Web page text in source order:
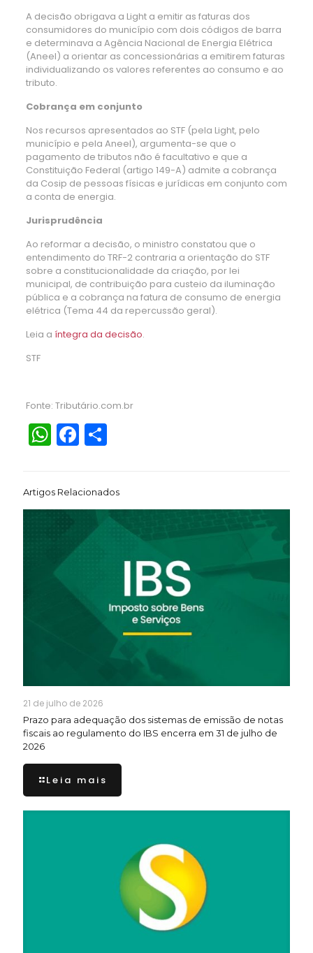
A decisão obrigava a Light a emitir as faturas dos
consumidores do município com dois códigos de barra
e determinava a Agência Nacional de Energia Elétrica
(Aneel) a orientar as concessionárias a emitirem faturas
individualizando os valores referentes ao consumo e ao
tributo.
Cobrança em conjunto
Nos recursos apresentados ao STF (pela Light, pelo
município e pela Aneel), argumenta-se que o
pagamento de tributos não é facultativo e que a
Constituição Federal (artigo 149-A) admite a cobrança
da Cosip de pessoas físicas e jurídicas em conjunto com
a conta de energia.
Jurisprudência
Ao reformar a decisão, o ministro constatou que o
entendimento do TRF-2 contraria a orientação do STF
sobre a constitucionalidade da criação, por lei
municipal, de contribuição para custeio da iluminação
pública e a cobrança na fatura de consumo de energia
elétrica (Tema 44 da repercussão geral).
Leia a íntegra da decisão.
STF
Fonte: Tributário.com.br
WhatsApp
Facebook
Share
Artigos Relacionados
21 de julho de 2026
Prazo para adequação dos sistemas de emissão de notas
fiscais ao regulamento do IBS encerra em 31 de julho de
2026
Leia mais